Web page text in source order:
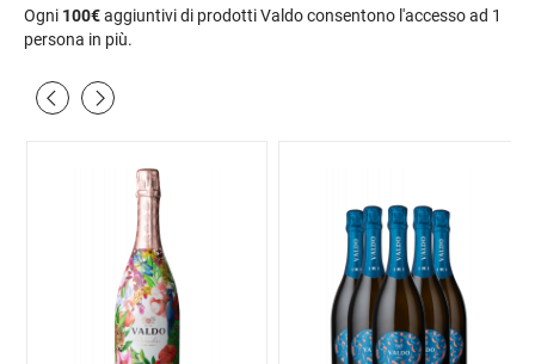
Ogni 100€aggiuntivi di prodotti Valdo consentono l'accesso ad 1
persona in più.